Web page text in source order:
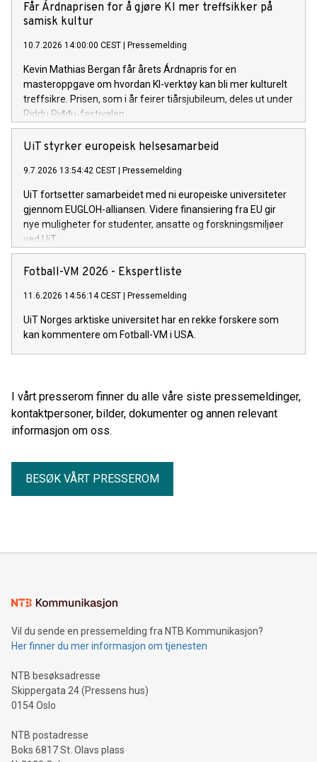
Får Árdnaprisen for å gjøre KI mer treffsikker på
samisk kultur
10.7.2026 14:00:00 CEST Pressemelding
Kevin Mathias Bergan får årets Árdnapris for en
masteroppgave om hvordan KI-verktøy kan bli mer kulturelt
treffsikre. Prisen, som i år feirer tiårsjubileum, deles ut under
Riddu Riđđu-festivalen.
UiT styrker europeisk helsesamarbeid
9.7.2026 13:54:42 CEST Pressemelding
UiT fortsetter samarbeidet med ni europeiske universiteter
gjennom EUGLOH-alliansen. Videre finansiering fra EU gir
nye muligheter for studenter, ansatte og forskningsmiljøer
ved UiT.
Fotball-VM 2026 - Ekspertliste
11.6.2026 14:56:14 CEST Pressemelding
UiT Norges arktiske universitet har en rekke forskere som
kan kommentere om Fotball-VM i USA.
I vårt presserom finner du alle våre siste pressemeldinger,
kontaktpersoner, bilder, dokumenter og annen relevant
informasjon om oss.
BESØK VÅRT PRESSEROM
Vil du sende en pressemelding fra NTB Kommunikasjon?
Her finner du mer informasjon om tjenesten
NTB besøksadresse
Skippergata 24 (Pressens hus)
0154 Oslo
NTB postadresse
Boks 6817 St. Olavs plass